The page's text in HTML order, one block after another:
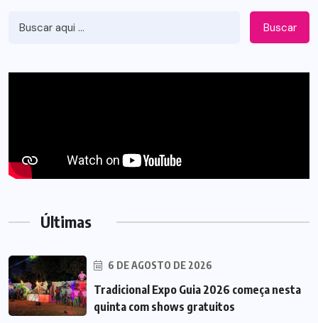
Buscar
Últimas
6 DE AGOSTO DE 2026
Tradicional Expo Guia 2026 começa nesta
quinta com shows gratuitos